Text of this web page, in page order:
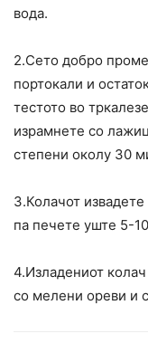
вода.
2.Сето добро
портокали и
тестото во
израмнете со
степени околу 30
3.Колачот
па печете уште 5-
4.Изладениот
со мелени ореви и